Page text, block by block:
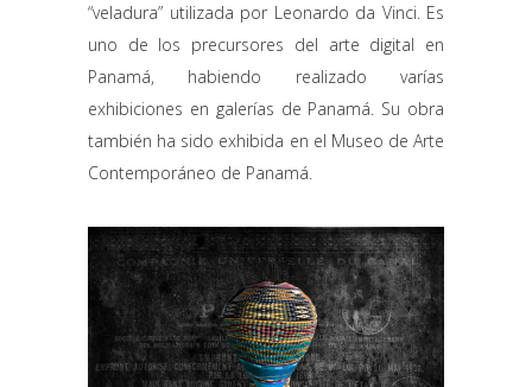
“veladura” utilizada por Leonardo da Vinci. Es
uno de los precursores del arte digital en
Panamá, habiendo realizado varías
exhibiciones en galerías de Panamá. Su obra
también ha sido exhibida en el Museo de Arte
Contemporáneo de Panamá.
Guardiana Kuna y Fondo
Bono del Canal – Jean
Jacques Ribi
ARTE DIGITAL/ARTE ERÓTICO/JEAN
JACQUES RIBI